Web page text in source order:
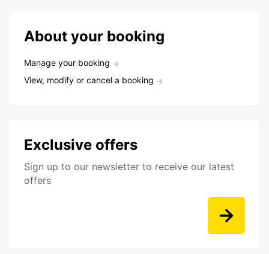
About your booking
Manage your booking
View, modify or cancel a booking
Exclusive offers
Sign up to our newsletter to receive our latest
offers